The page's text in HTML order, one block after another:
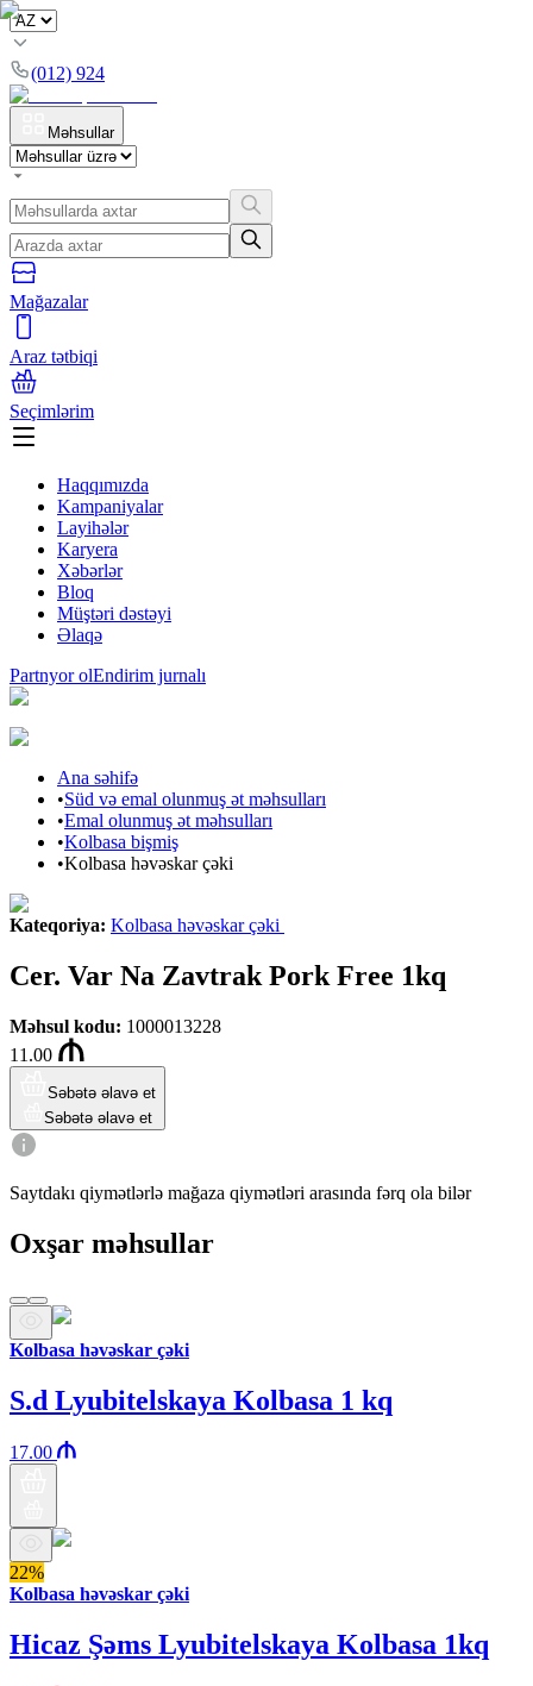
(012) 924
Məhsullar
Mağazalar
Araz tətbiqi
Seçimlərim
Haqqımızda
Kampaniyalar
Layihələr
Karyera
Xəbərlər
Bloq
Müştəri dəstəyi
Əlaqə
Partnyor olEndirim jurnalı
Ana səhifə
•Süd və emal olunmuş ət məhsulları
•Emal olunmuş ət məhsulları
•Kolbasa bişmiş
•Kolbasa həvəskar çəki
Kateqoriya: Kolbasa həvəskar çəki
Cer. Var Na Zavtrak Pork Free 1kq
Məhsul kodu: 1000013228
11.00
Səbətə əlavə et
Səbətə əlavə et
Saytdakı qiymətlərlə mağaza qiymətləri arasında fərq ola bilər
Oxşar məhsullar
Kolbasa həvəskar çəki
S.d Lyubitelskaya Kolbasa 1 kq
17.00
22%
Kolbasa həvəskar çəki
Hicaz Şəms Lyubitelskaya Kolbasa 1kq